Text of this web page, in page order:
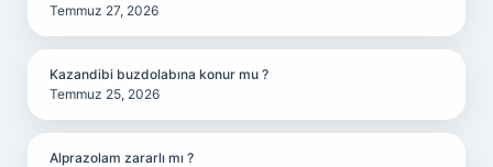
Temmuz 27, 2026
Kazandibi buzdolabına konur mu ?
Temmuz 25, 2026
Alprazolam zararlı mı ?